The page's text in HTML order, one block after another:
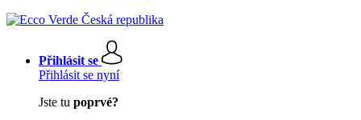
Přihlásit se
Přihlásit se nyní
Jste tu poprvé?